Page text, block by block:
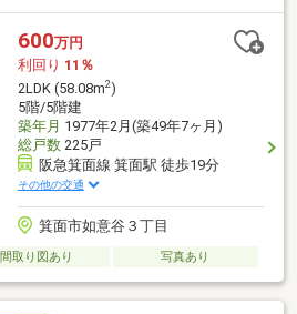
600万円
利回り 11％
2LDK (58.08m2)
5階/5階建
築年月 1977年2月(築49年7ヶ月)
総戸数225戸
阪急箕面線 箕面駅 徒歩19分
その他の交通
箕面市如意谷３丁目
間取り図あり 写真あり